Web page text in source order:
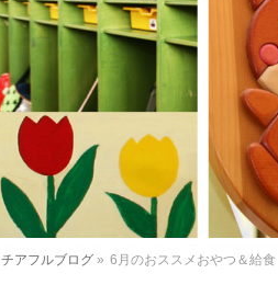
チアフルブログ » 6月のおススメおやつ＆給食